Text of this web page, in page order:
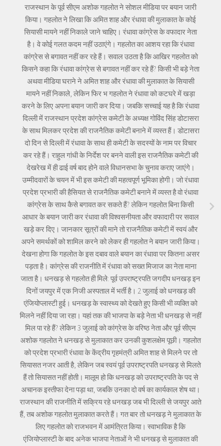
राजस्थान के पूर्व सीएम अशोक गहलोत ने सोशल मीडिया पर बयान जारी
किया। गहलोत ने लिखा कि अमित शाह और रंधावा की मुलाकात के कोई
सियासी मायने नहीं निकाले जाने चाहिए। रंधावा कांग्रेस के वफादार नेता
है। वे कोई गलत कदम नहीं उठाएंगे। गहलोत का आशय रहा कि रंधावा
कांग्रेस से बगावत नहीं कर रहे हैं। सवाल उठता है कि आखिर गहलोत को
किसने कहा कि रंधावा कांग्रेस से बगावत नहीं कर रहे हैं? किसी भी बड़े नेता
अथवा मीडिया घराने ने अमित शाह और रंधावा की मुलाकात के सियासी
मायने नहीं निकाले, लेकिन फिर भ गहलोत ने रंधावा को कटघरे में खड़ा
करने के लिए अपना बयान जारी कर दिया। जबकि सच्चाई यह है कि रंधावा
दिल्ली में राजस्थान प्रदेश कांग्रेस कमेटी के अध्यक्ष गोविंद सिंह डोटासरा
के साथ मिलकर प्रदेश की राजनैतिक कमेटी बनाने में व्यस्त हैं। डोटासरा
दो दिन से दिल्ली में रंधावा के साथ ही कमेटी के सदस्यों के नाम पर विचार
कर रहे हैं। राहुल गांधी के निर्देश पर बनने वाली इस राजनैतिक कमेटी की
देखरेख में ही ढाई वर्ष बाद होने वाले विधानसभा के चुनाव कराए जाएंगे।
उम्मीदवारों के चयन में भी इस कमेटी की महत्वपूर्ण भूमिका होगी। जो रंधावा
प्रदेश प्रभारी की हैसियत से राजनैतिक कमेटी बनाने में व्यस्त है वो रंधावा
कांग्रेस के साथ कैसे बगावत कर सकते हैं? लेकिन गहलोत बिना किसी
आधार के बयान जारी कर रंधावा की विश्वसनीयता और वफादारी पर सवाल
खड़े कर दिए। जानकार सूत्रों की माने तो राजनैतिक कमेटी में स्वयं और
अपने समर्थकों को शामिल करने को लेकर ही गहलोत ने बयान जारी किया।
देखना होगा कि गहलोत के इस दबाव वाले बयान का रंधावा पर कितना असर
पड़ता है। कांग्रेस की राजनीति में रंधावा को सख्त मिजाज का नेता माना
जाता है। धनखड़ से गहलोत ही मिले: पूर्व उपराष्ट्रपति जगदीप धनखड़ इन
दिनों जयपुर में एक निजी अस्पताल में भर्ती है। 2 जुलाई को धनखड़ की
एंजियोप्लास्टी हुई। धनखड़ के स्वास्थ्य को देखते हुए किसी भी व्यक्ति को
मिलने नहीं दिया जा रहा। यहां तक की भाजपा के बड़े नेता भी धनखड़ से नहीं
मिल पा रहे हैं? लेकिन 3 जुलाई को कांग्रेस के वरिष्ठ नेता और पूर्व सीएम
अशोक गहलोत ने धनखड़ से मुलाकात कर उनकी कुशलक्षेम पूछी। गहलोत
को प्रदेश प्रभारी रंधावा के केंद्रीय गृहमंत्री अमित शाह से मिलने पर तो
सियासत नजर आती है, लेकिन जब स्वयं पूर्व उपराष्ट्रपति धनखड़ से मिलते
हैं तो सियासत नहीं होती। मालूम हो कि धनखड़ को उपराष्ट्रपति के पद से
अचानक इस्तीफा देना पड़ा था, जबकि उनका दो वर्ष का कार्यकाल शेष था।
राजस्थान की राजनीति में सक्रिय रहे धनखड़ जब भी दिल्ली से जयपुर आते
हैं, तब अशोक गहलोत मुलाकात करते हैं। गत बार तो धनखड़ ने मुलाकात के
लिए गहलोत को राजभवन में आमंत्रित किया। स्वाभाविक है कि
एंजियोप्लास्टी के बाद अनेक भाजपा नेताओं ने भी धनखड़ से मुलाकात की